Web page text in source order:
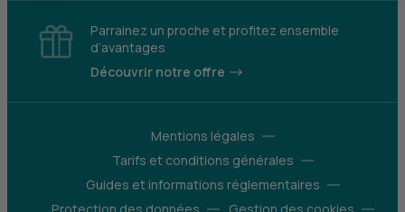
Parrainez un proche et profitez ensemble
d’avantages
Découvrir notre offre
Mentions légales
Tarifs et conditions générales
Guides et informations réglementaires